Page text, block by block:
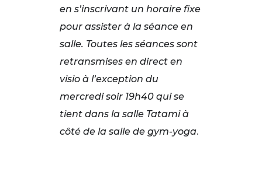
en s’inscrivant un horaire fixe
pour assister à la séance en
salle. Toutes les séances sont
retransmises en direct en
visio à l’exception du
mercredi soir 19h40 qui se
tient dans la salle Tatami à
côté de la salle de gym-yoga.